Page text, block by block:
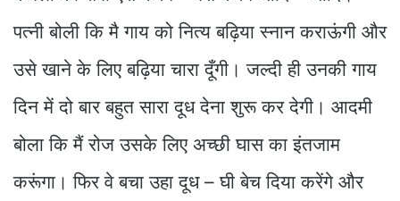
पत्नी बोली कि मै गाय को नित्य बढ़िया स्नान कराऊंगी और
उसे खाने के लिए बढ़िया चारा दूँगी। जल्दी ही उनकी गाय
दिन में दो बार बहुत सारा दूध देना शुरू कर देगी। आदमी
बोला कि मैं रोज उसके लिए अच्छी घास का इंतजाम
करूंगा। फिर वे बचा उहा दूध – घी बेच दिया करेंगे और